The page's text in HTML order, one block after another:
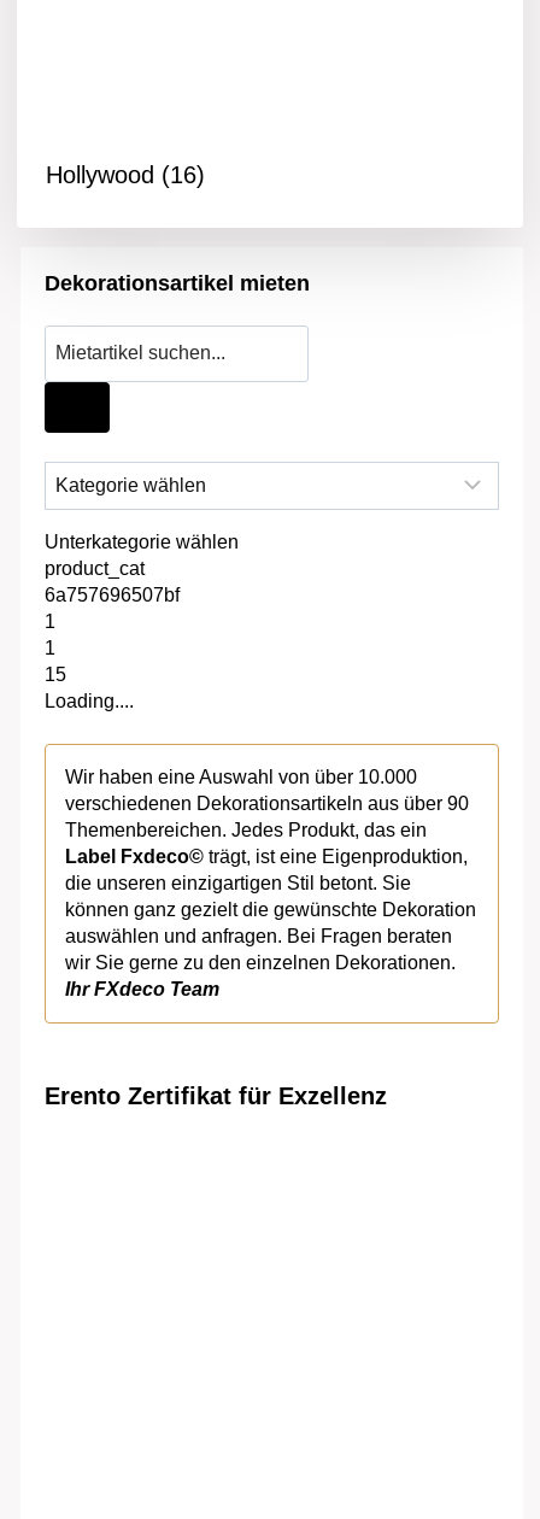
Hollywood (16)
Dekorationsartikel mieten
search
Unterkategorie wählen
product_cat
6a757696507bf
1
1
15
Loading....
Wir haben eine Auswahl von über 10.000
verschiedenen Dekorationsartikeln aus über 90
Themenbereichen. Jedes Produkt, das ein
Label Fxdeco©trägt, ist eine Eigenproduktion,
die unseren einzigartigen Stil betont. Sie
können ganz gezielt die gewünschte Dekoration
auswählen und anfragen. Bei Fragen beraten
wir Sie gerne zu den einzelnen Dekorationen.
Ihr FXdeco Team
Erento Zertifikat für Exzellenz